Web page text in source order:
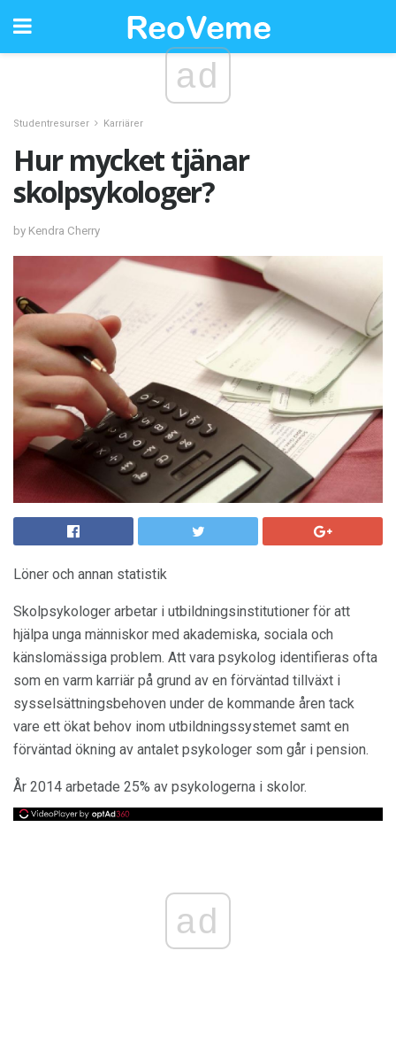
ad
Studentresurser Karriärer
Hur mycket tjänar
skolpsykologer?
by Kendra Cherry
Löner och annan statistik
Skolpsykologer arbetar i utbildningsinstitutioner för att
hjälpa unga människor med akademiska, sociala och
känslomässiga problem. Att vara psykolog identifieras ofta
som en varm karriär på grund av en förväntad tillväxt i
sysselsättningsbehoven under de kommande åren tack
vare ett ökat behov inom utbildningssystemet samt en
förväntad ökning av antalet psykologer som går i pension.
År 2014 arbetade 25% av psykologerna i skolor.
ad